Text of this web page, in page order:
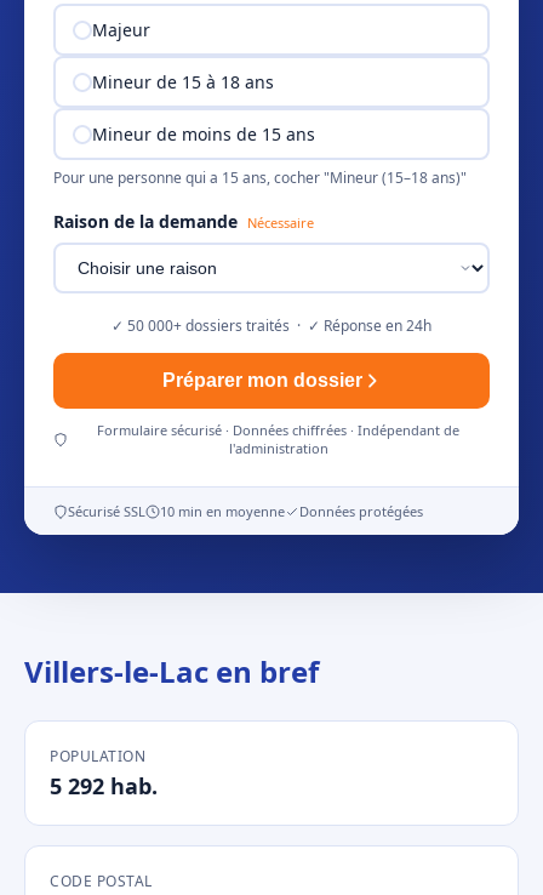
Majeur
Mineur de 15 à 18 ans
Mineur de moins de 15 ans
Pour une personne qui a 15 ans, cocher "Mineur (15–18 ans)"
Raison de la demande Nécessaire
✓ 50 000+ dossiers traités · ✓ Réponse en 24h
Préparer mon dossier
Formulaire sécurisé · Données chiffrées · Indépendant de
l'administration
Sécurisé SSL 10 min en moyenne Données protégées
Villers-le-Lac en bref
POPULATION
5 292 hab.
CODE POSTAL